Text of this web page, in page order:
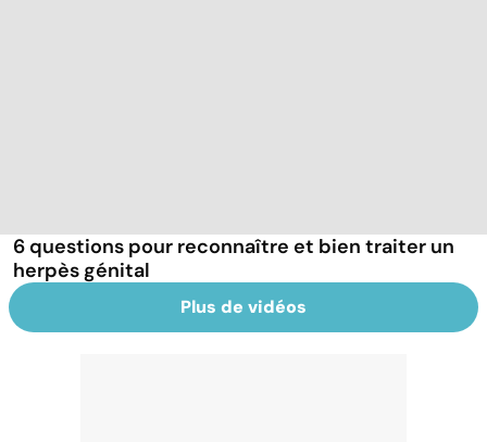
6 questions pour reconnaître et bien traiter un
herpès génital
Plus de vidéos